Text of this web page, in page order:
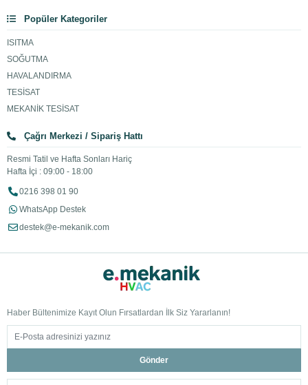
Popüler Kategoriler
ISITMA
SOĞUTMA
HAVALANDIRMA
TESİSAT
MEKANİK TESİSAT
Çağrı Merkezi / Sipariş Hattı
Resmi Tatil ve Hafta Sonları Hariç
Hafta İçi : 09:00 - 18:00
0216 398 01 90
WhatsApp Destek
destek@e-mekanik.com
Haber Bültenimize Kayıt Olun Fırsatlardan İlk Siz Yararlanın!
Gönder